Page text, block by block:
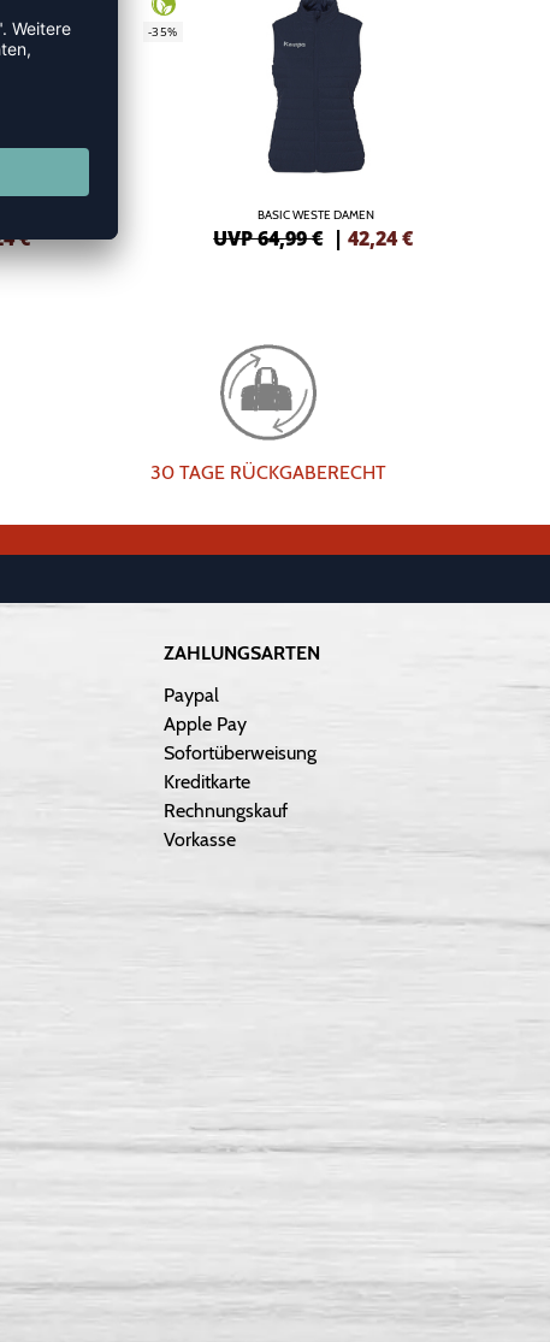
€
-35%
BASIC WESTE DAMEN
UVP 64,99 € |42,24€
30 TAGE RÜCKGABERECHT
ZAHLUNGSARTEN
Paypal
Apple Pay
Sofortüberweisung
Kreditkarte
Rechnungskauf
Vorkasse